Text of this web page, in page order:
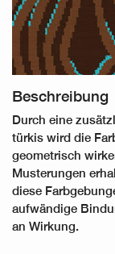
Beschreibung
Durch eine
türkis wird die
geometrisch
Musterungen
diese
aufwändige
an Wirkung.